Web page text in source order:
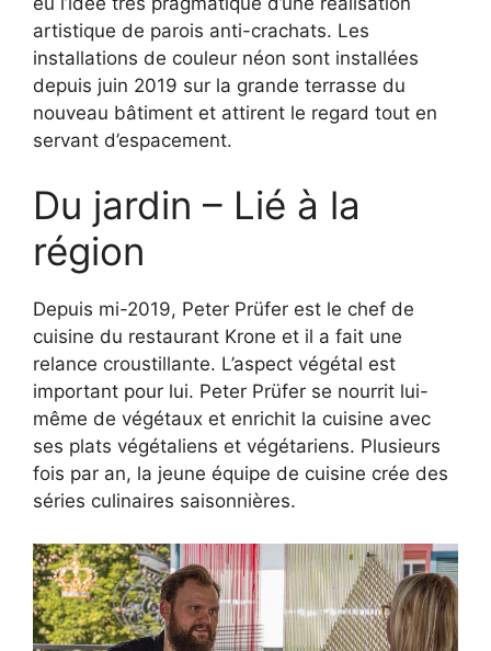
artistique de parois anti-crachats. Les
installations de couleur néon sont installées
depuis juin 2019 sur la grande terrasse du
nouveau bâtiment et attirent le regard tout en
servant d’espacement.
Du jardin – Lié à la
région
Depuis mi-2019, Peter Prüfer est le chef de
cuisine du restaurant Krone et il a fait une
relance croustillante. L’aspect végétal est
important pour lui. Peter Prüfer se nourrit lui-
même de végétaux et enrichit la cuisine avec
ses plats végétaliens et végétariens. Plusieurs
fois par an, la jeune équipe de cuisine crée des
séries culinaires saisonnières.